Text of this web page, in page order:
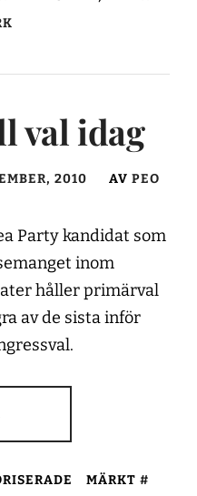
val idag
2010 AV PEO
Party kandidat som
inom
håller primärval
av de sista inför
MÄRKT